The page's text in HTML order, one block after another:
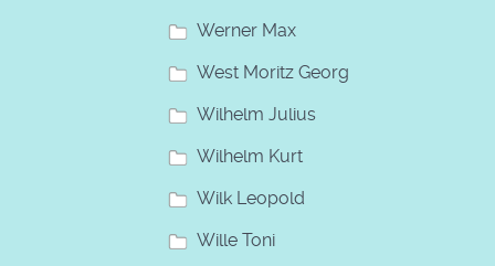
Werner Max
West Moritz Georg
Wilhelm Julius
Wilhelm Kurt
Wilk Leopold
Wille Toni